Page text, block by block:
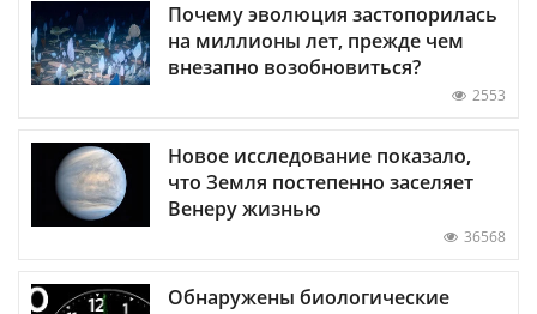
Почему эволюция застопорилась
на миллионы лет, прежде чем
внезапно возобновиться?
2553
Новое исследование показало,
что Земля постепенно заселяет
Венеру жизнью
36568
Обнаружены биологические